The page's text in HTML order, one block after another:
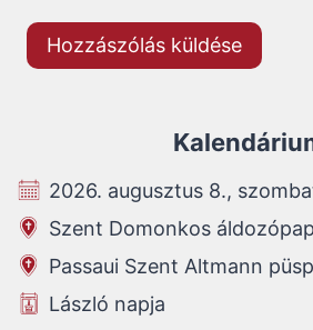
2026. augusztus 8.,
Szent Domonkos
Passaui Szent Altmann
László napja